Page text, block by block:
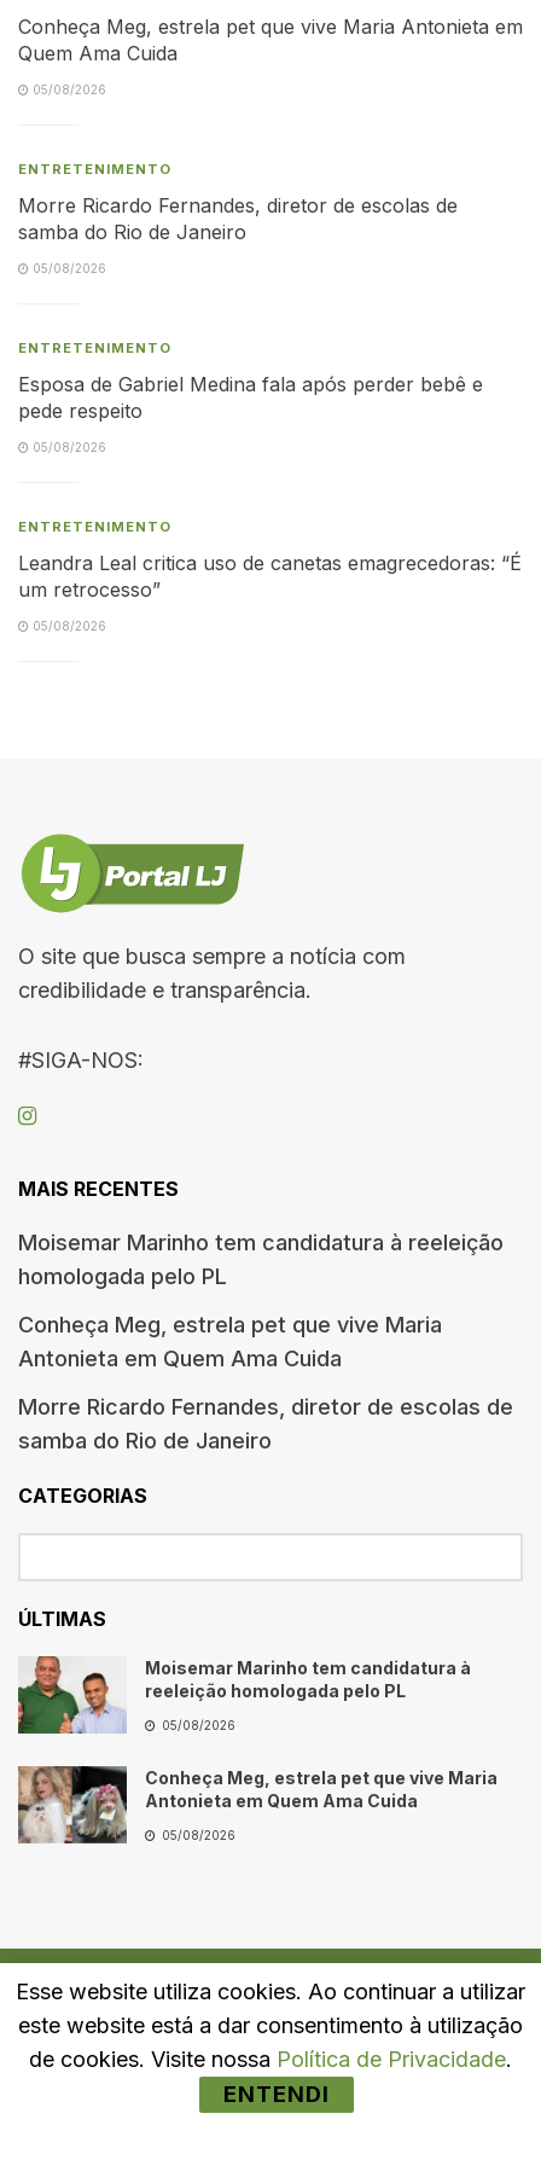
Conheça Meg, estrela pet que vive Maria Antonieta em
Quem Ama Cuida
05/08/2026
ENTRETENIMENTO
Morre Ricardo Fernandes, diretor de escolas de
samba do Rio de Janeiro
05/08/2026
ENTRETENIMENTO
Esposa de Gabriel Medina fala após perder bebê e
pede respeito
05/08/2026
ENTRETENIMENTO
Leandra Leal critica uso de canetas emagrecedoras: “É
um retrocesso”
05/08/2026
O site que busca sempre a notícia com
credibilidade e transparência.
#SIGA-NOS:
MAIS RECENTES
Moisemar Marinho tem candidatura à reeleição
homologada pelo PL
Conheça Meg, estrela pet que vive Maria
Antonieta em Quem Ama Cuida
Morre Ricardo Fernandes, diretor de escolas de
samba do Rio de Janeiro
CATEGORIAS
ÚLTIMAS
Moisemar Marinho tem candidatura à
reeleição homologada pelo PL
05/08/2026
Conheça Meg, estrela pet que vive Maria
Antonieta em Quem Ama Cuida
05/08/2026
Quem Somos Fale Conosco Política de Privacidade
Esse website utiliza cookies. Ao continuar a utilizar
este website está a dar consentimento à utilização
de cookies. Visite nossa Política de Privacidade.
ENTENDI